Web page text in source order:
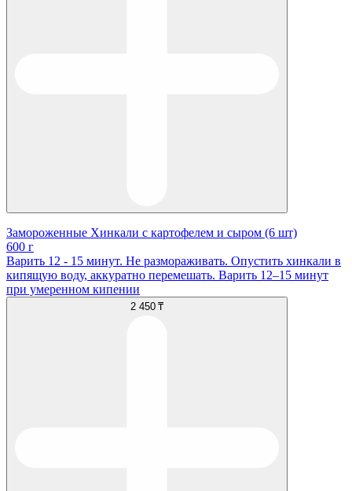
Замороженные Хинкали с картофелем и сыром (6 шт)
600 г
Варить 12 - 15 минут. Не размораживать. Опустить хинкали в
кипящую воду, аккуратно перемешать. Варить 12–15 минут
при умеренном кипении
2 450 ₸